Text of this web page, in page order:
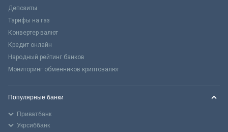
Депозиты
Тарифы на газ
Конвертер валют
Кредит онлайн
Народный рейтинг банков
Мониторинг обменников криптовалют
Популярные банки
Приватбанк
Укрсиббанк